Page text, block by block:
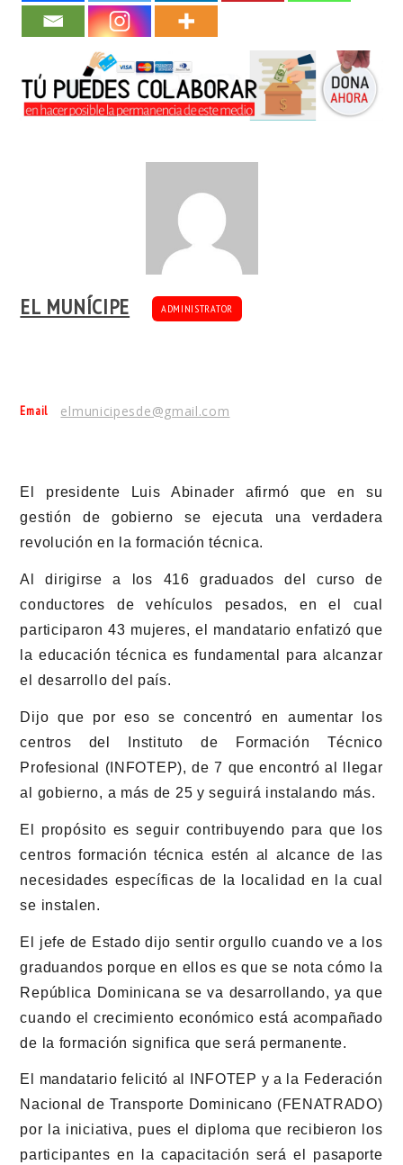
EL MUNÍCIPE ADMINISTRATOR
Email elmunicipesde@gmail.com
El presidente Luis Abinader afirmó que en su
gestión de gobierno se ejecuta una verdadera
revolución en la formación técnica.
Al dirigirse a los 416 graduados del curso de
conductores de vehículos pesados, en el cual
participaron 43 mujeres, el mandatario enfatizó que
la educación técnica es fundamental para alcanzar
el desarrollo del país.
Dijo que por eso se concentró en aumentar los
centros del Instituto de Formación Técnico
Profesional (INFOTEP), de 7 que encontró al llegar
al gobierno, a más de 25 y seguirá instalando más.
El propósito es seguir contribuyendo para que los
centros formación técnica estén al alcance de las
necesidades específicas de la localidad en la cual
se instalen.
El jefe de Estado dijo sentir orgullo cuando ve a los
graduandos porque en ellos es que se nota cómo la
República Dominicana se va desarrollando, ya que
cuando el crecimiento económico está acompañado
de la formación significa que será permanente.
El mandatario felicitó al INFOTEP y a la Federación
Nacional de Transporte Dominicano (FENATRADO)
por la iniciativa, pues el diploma que recibieron los
participantes en la capacitación será el pasaporte